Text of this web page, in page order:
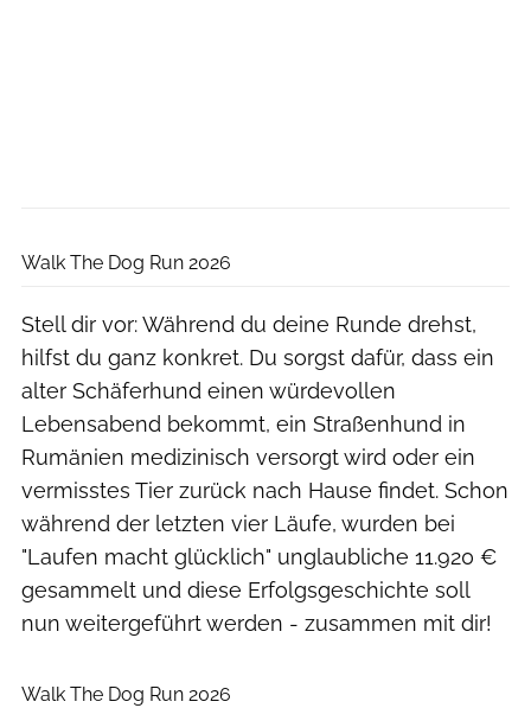
Walk The Dog Run 2026
Stell dir vor: Während du deine Runde drehst,
hilfst du ganz konkret. Du sorgst dafür, dass ein
alter Schäferhund einen würdevollen
Lebensabend bekommt, ein Straßenhund in
Rumänien medizinisch versorgt wird oder ein
vermisstes Tier zurück nach Hause findet. Schon
während der letzten vier Läufe, wurden bei
"Laufen macht glücklich" unglaubliche 11.920 €
gesammelt und diese Erfolgsgeschichte soll
nun weitergeführt werden - zusammen mit dir!
Walk The Dog Run 2026